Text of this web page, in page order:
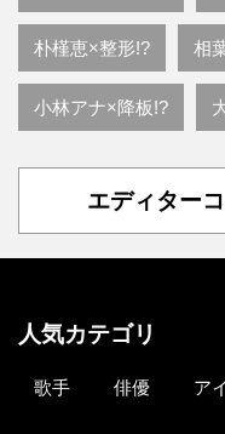
朴槿恵×整形!? 相
小林アナ×降板!?
エディター
人気カテゴリ
歌手 俳優 ア